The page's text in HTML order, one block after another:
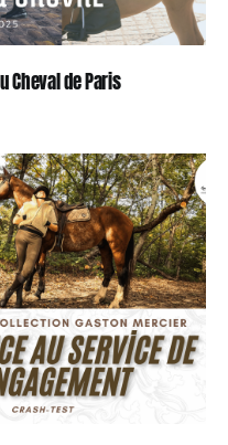
Cheval de Paris